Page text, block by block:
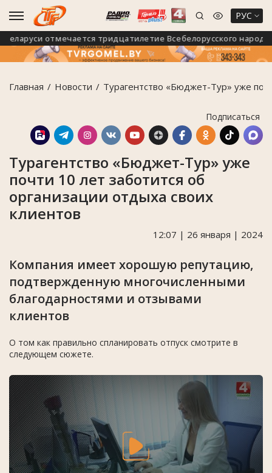
РУС
отмечается тридцатилетие Всебелорусского народного
Главная Новости Турагентство «Бюджет-Тур» уже
Подписаться
Турагентство «Бюджет-Тур» уже
почти 10 лет заботится об
организации отдыха своих
клиентов
12:07 | 26 января | 2024
Компания имеет хорошую репутацию,
подтвержденную многочисленными
благодарностями и отзывами
клиентов
О том как правильно спланировать отпуск смотрите в
следующем сюжете.